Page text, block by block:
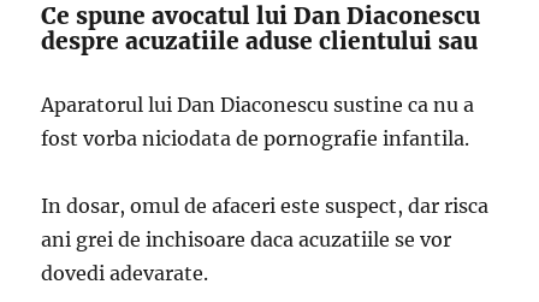
Ce spune avocatul lui Dan Diaconescu
despre acuzatiile aduse clientului sau
Aparatorul lui Dan Diaconescu sustine ca nu a
fost vorba niciodata de pornografie infantila.
In dosar, omul de afaceri este suspect, dar risca
ani grei de inchisoare daca acuzatiile se vor
dovedi adevarate.